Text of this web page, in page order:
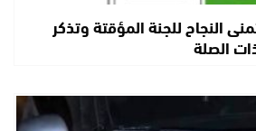
النجاح للجنة المؤقتة وتذكر
الصلة